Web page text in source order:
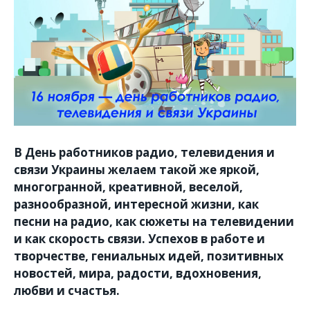
В День работников радио, телевидения и
связи Украины желаем такой же яркой,
многогранной, креативной, веселой,
разнообразной, интересной жизни, как
песни на радио, как сюжеты на телевидении
и как скорость связи. Успехов в работе и
творчестве, гениальных идей, позитивных
новостей, мира, радости, вдохновения,
любви и счастья.